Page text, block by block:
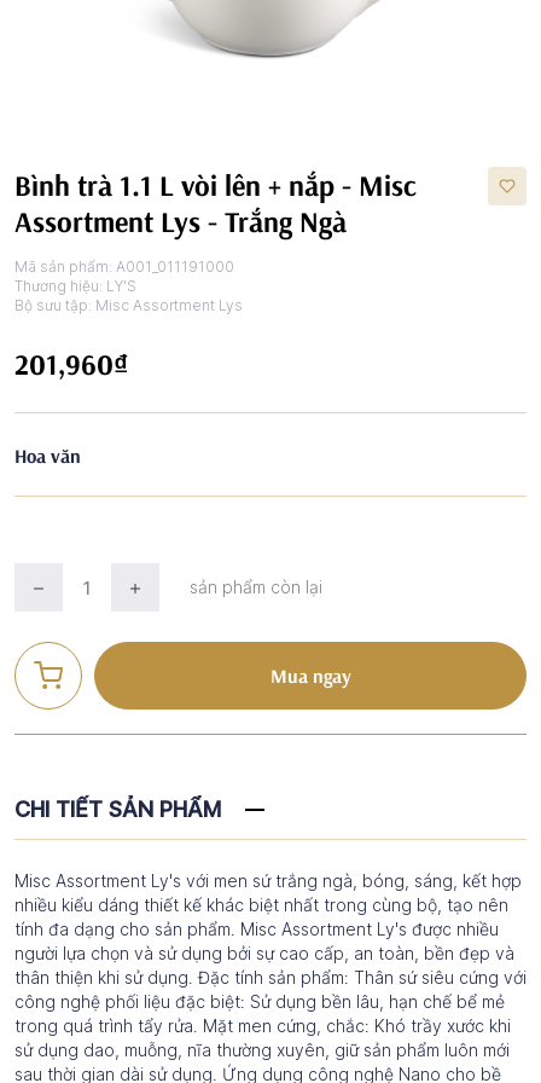
Bình trà 1.1 L vòi lên + nắp - Misc
Assortment Lys - Trắng Ngà
Mã sản phẩm: A001_011191000
Thương hiệu: LY'S
Bộ sưu tập: Misc Assortment Lys
201,960₫
Hoa văn
sản phẩm còn lại
Mua ngay
CHI TIẾT SẢN PHẨM
Misc Assortment Ly's với men sứ trắng ngà, bóng, sáng, kết hợp
nhiều kiểu dáng thiết kế khác biệt nhất trong cùng bộ, tạo nên
tính đa dạng cho sản phẩm. Misc Assortment Ly's được nhiều
người lựa chọn và sử dụng bởi sự cao cấp, an toàn, bền đẹp và
thân thiện khi sử dụng. Đặc tính sản phẩm: Thân sứ siêu cứng với
công nghệ phối liệu đặc biệt: Sử dụng bền lâu, hạn chế bể mẻ
trong quá trình tẩy rửa. Mặt men cứng, chắc: Khó trầy xước khi
sử dụng dao, muỗng, nĩa thường xuyên, giữ sản phẩm luôn mới
sau thời gian dài sử dụng. Ứng dụng công nghệ Nano cho bề